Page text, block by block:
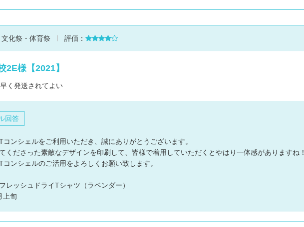
文化祭・体育祭 評価：
2E様【2021】
く発送されてよい
回答
コンシェルをご利用いただき、誠にありがとうございます。
くださった素敵なデザインを印刷して、皆様で着用していただくとやはり一体感がありますね！
コンシェルのご活用をよろしくお願い致します。
レッシュドライTシャツ（ラベンダー）
上旬